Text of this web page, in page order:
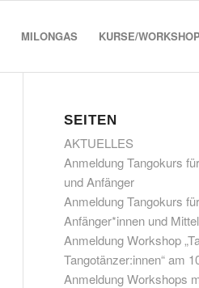
MILONGAS KURSE/
SEITEN
AKTUELLES
Anmeldung Tangokurs
und Anfänger
Anmeldung Tangokurs
Anfänger*innen und
Anmeldung Workshop
Tangotänzer:innen“ am
Anmeldung Workshops